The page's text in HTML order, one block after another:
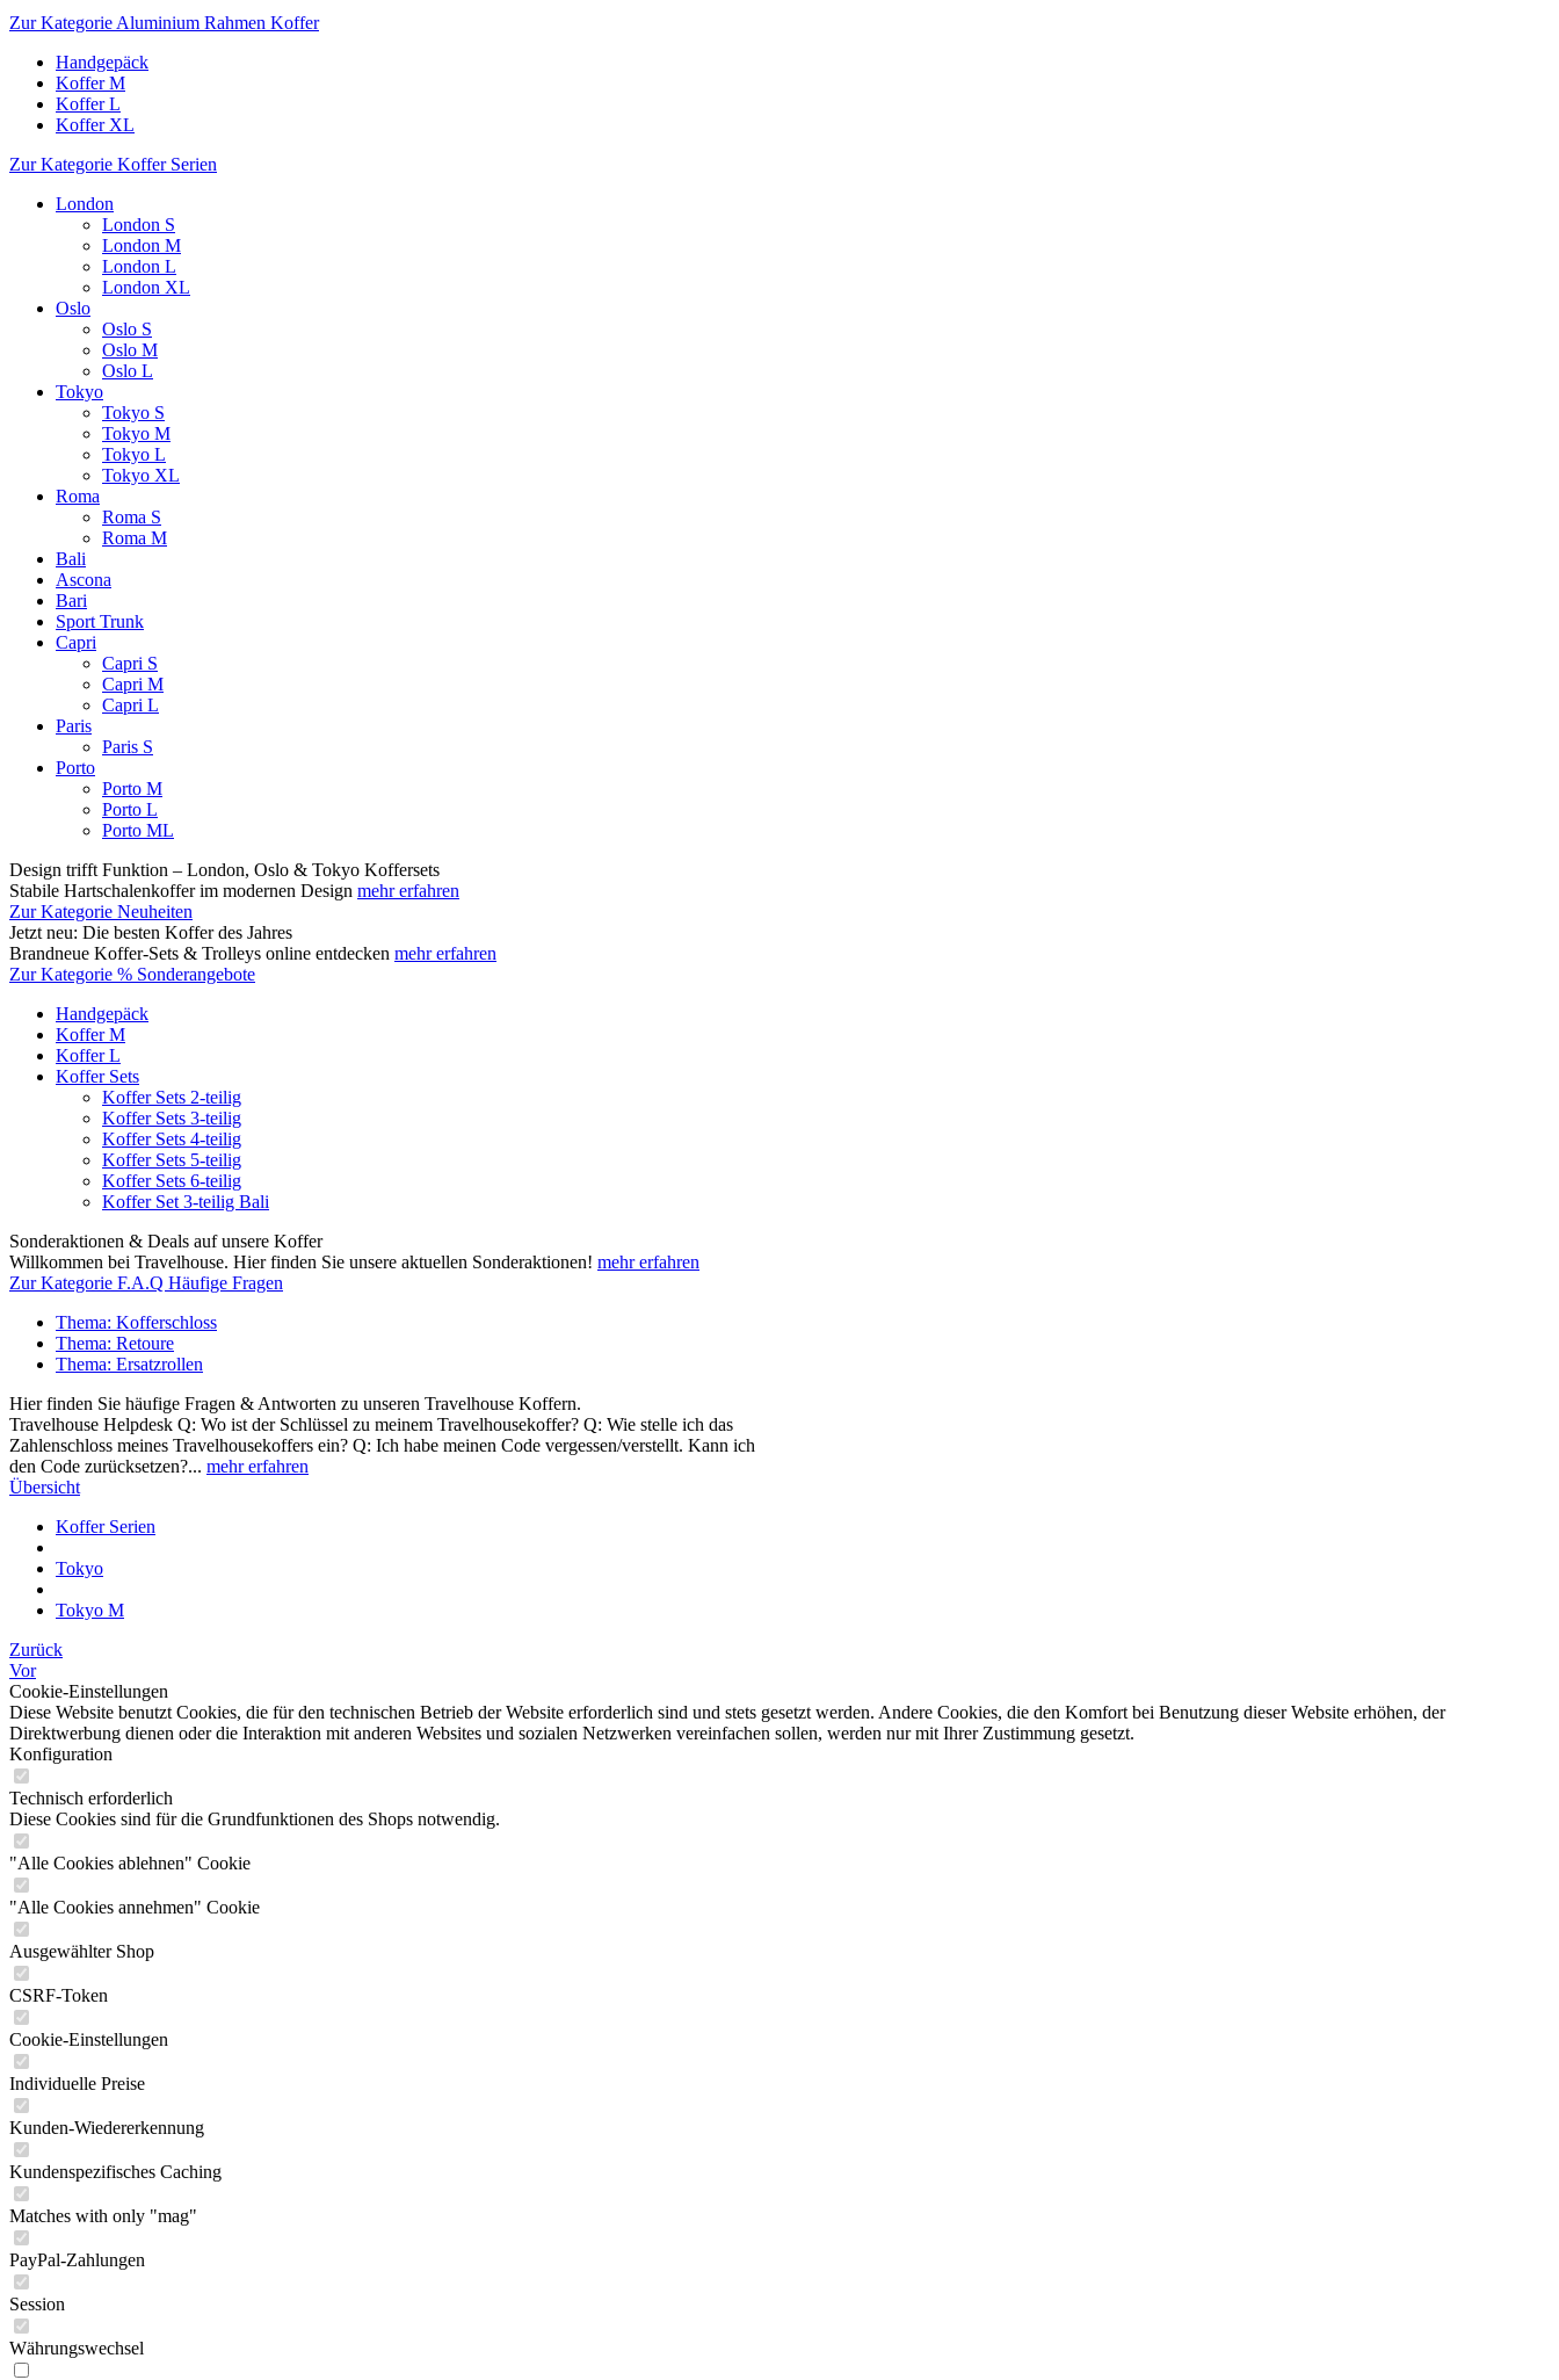
Zur Kategorie Aluminium Rahmen Koffer
Handgepäck
Koffer M
Koffer L
Koffer XL
Zur Kategorie Koffer Serien
London
London S
London M
London L
London XL
Oslo
Oslo S
Oslo M
Oslo L
Tokyo
Tokyo S
Tokyo M
Tokyo L
Tokyo XL
Roma
Roma S
Roma M
Bali
Ascona
Bari
Sport Trunk
Capri
Capri S
Capri M
Capri L
Paris
Paris S
Porto
Porto M
Porto L
Porto ML
Design trifft Funktion – London, Oslo & Tokyo Koffersets
Stabile Hartschalenkoffer im modernen Design mehr erfahren
Zur Kategorie Neuheiten
Jetzt neu: Die besten Koffer des Jahres
Brandneue Koffer-Sets & Trolleys online entdecken mehr erfahren
Zur Kategorie % Sonderangebote
Handgepäck
Koffer M
Koffer L
Koffer Sets
Koffer Sets 2-teilig
Koffer Sets 3-teilig
Koffer Sets 4-teilig
Koffer Sets 5-teilig
Koffer Sets 6-teilig
Koffer Set 3-teilig Bali
Sonderaktionen & Deals auf unsere Koffer
Willkommen bei Travelhouse. Hier finden Sie unsere aktuellen Sonderaktionen! mehr erfahren
Zur Kategorie F.A.Q Häufige Fragen
Thema: Kofferschloss
Thema: Retoure
Thema: Ersatzrollen
Hier finden Sie häufige Fragen & Antworten zu unseren Travelhouse Koffern.
Travelhouse Helpdesk Q: Wo ist der Schlüssel zu meinem Travelhousekoffer? Q: Wie stelle ich das
Zahlenschloss meines Travelhousekoffers ein? Q: Ich habe meinen Code vergessen/verstellt. Kann ich
den Code zurücksetzen?... mehr erfahren
Übersicht
Koffer Serien
Tokyo
Tokyo M
Zurück
Vor
Cookie-Einstellungen
Diese Website benutzt Cookies, die für den technischen Betrieb der Website erforderlich sind und stets gesetzt werden. Andere Cookies, die den Komfort bei Benutzung dieser Website erhöhen, der
Direktwerbung dienen oder die Interaktion mit anderen Websites und sozialen Netzwerken vereinfachen sollen, werden nur mit Ihrer Zustimmung gesetzt.
Konfiguration
Technisch erforderlich
Diese Cookies sind für die Grundfunktionen des Shops notwendig.
"Alle Cookies ablehnen" Cookie
"Alle Cookies annehmen" Cookie
Ausgewählter Shop
CSRF-Token
Cookie-Einstellungen
Individuelle Preise
Kunden-Wiedererkennung
Kundenspezifisches Caching
Matches with only "mag"
PayPal-Zahlungen
Session
Währungswechsel